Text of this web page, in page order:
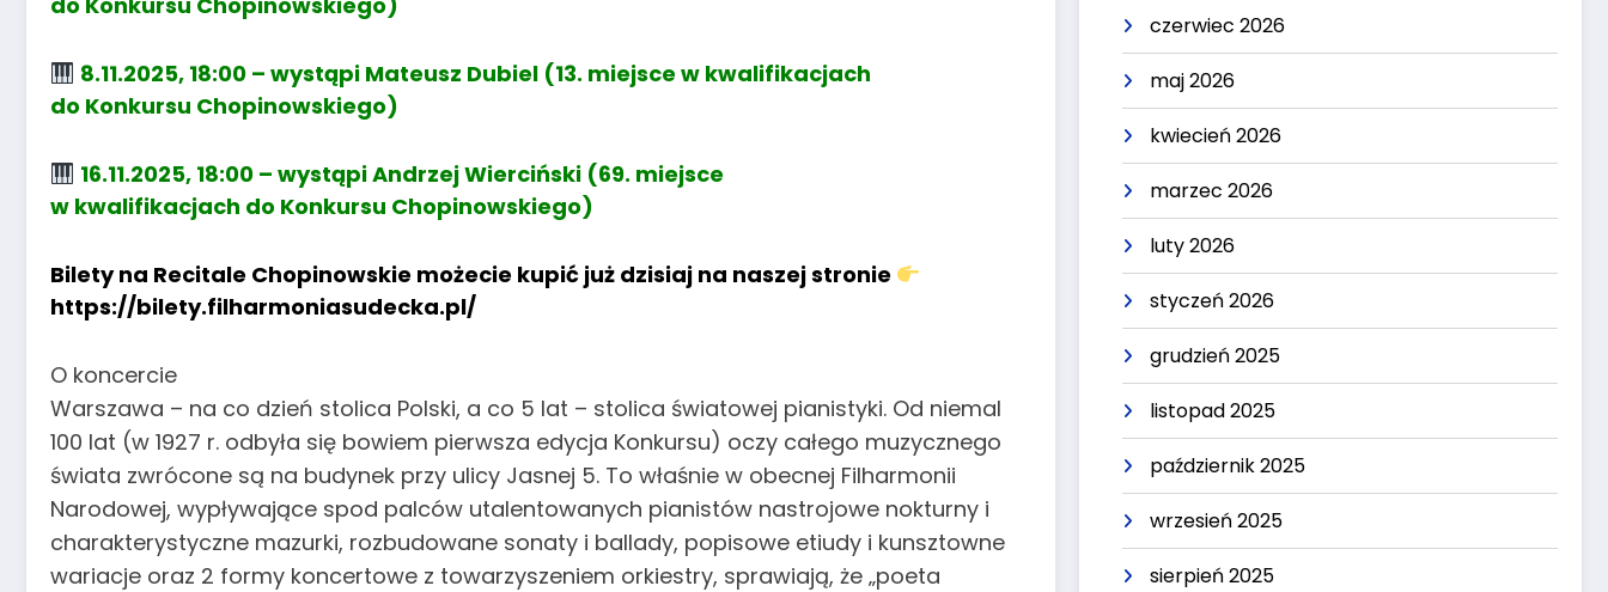
8.11.2025, 18:00 – wystąpi Mateusz Dubiel (13. miejsce w kwalifikacjach
do Konkursu Chopinowskiego)
16.11.2025, 18:00 – wystąpi Andrzej Wierciński (69. miejsce
w kwalifikacjach do Konkursu Chopinowskiego)
Bilety na Recitale Chopinowskie możecie kupić już dzisiaj na naszej stronie
https://bilety.filharmoniasudecka.pl/
O koncercie
Warszawa – na co dzień stolica Polski, a co 5 lat – stolica światowej pianistyki. Od niemal
100 lat (w 1927 r. odbyła się bowiem pierwsza edycja Konkursu) oczy całego muzycznego
świata zwrócone są na budynek przy ulicy Jasnej 5. To właśnie w obecnej Filharmonii
Narodowej, wypływające spod palców utalentowanych pianistów nastrojowe nokturny i
charakterystyczne mazurki, rozbudowane sonaty i ballady, popisowe etiudy i kunsztowne
wariacje oraz 2 formy koncertowe z towarzyszeniem orkiestry, sprawiają, że „poeta
czerwiec 2026
maj 2026
kwiecień 2026
marzec 2026
luty 2026
styczeń 2026
grudzień 2025
listopad 2025
październik 2025
wrzesień 2025
sierpień 2025